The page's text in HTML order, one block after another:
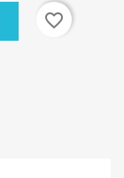
favorite_border